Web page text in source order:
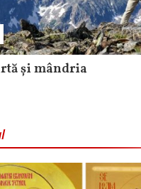
și mândria